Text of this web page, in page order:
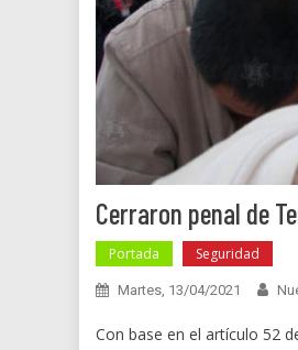
Cerraron penal de
Portada Seguridad
Martes, 13/04/2021
Con base en el artículo 52